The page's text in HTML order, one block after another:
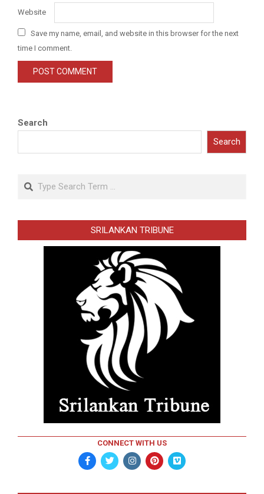
Website
Save my name, email, and website in this browser for the next
time I comment.
Search
Search
Search
SRILANKAN TRIBUNE
CONNECT WITH US